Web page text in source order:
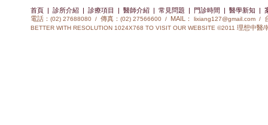
首頁| 診所介紹| 診療項目 | 醫師介紹| 常見問題 | 門診時間 | 醫學新知 |
電話： (02) 27688080 / 傳真： (02) 27566600 / MAIL： lixiang127@gmail.com /
BETTER WITH RESOLUTION 1024X768 TO VISIT OUR WEBSITE ©2011 理想中醫/